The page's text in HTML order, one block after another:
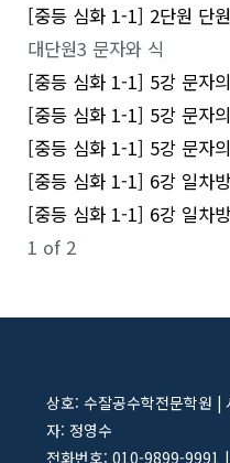
[중등 심화 1-1] 2단원 단
대단원3 문자와 식
[중등 심화 1-1] 5강 문자
[중등 심화 1-1] 5강 문자
[중등 심화 1-1] 5강 문자
[중등 심화 1-1] 6강 일차
[중등 심화 1-1] 6강 일차
1 of 2
상호: 수잘공수학전문학원
자: 정영수
전화번호: 010-9899-9991